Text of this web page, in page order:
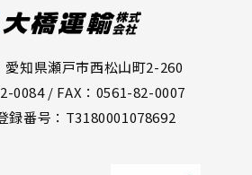
知県瀬戸市西松山町2-260
0084 / FAX：0561-82-0007
録番号：T3180001078692